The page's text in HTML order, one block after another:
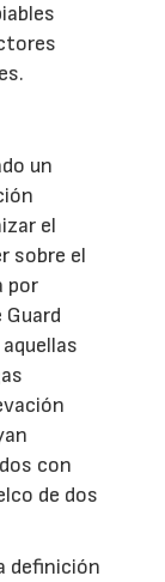
un
el
sobre el
por
con
de dos
definición